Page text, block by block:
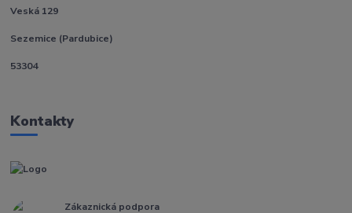
Veská 129
Sezemice (Pardubice)
53304
Kontakty
Zákaznická podpora